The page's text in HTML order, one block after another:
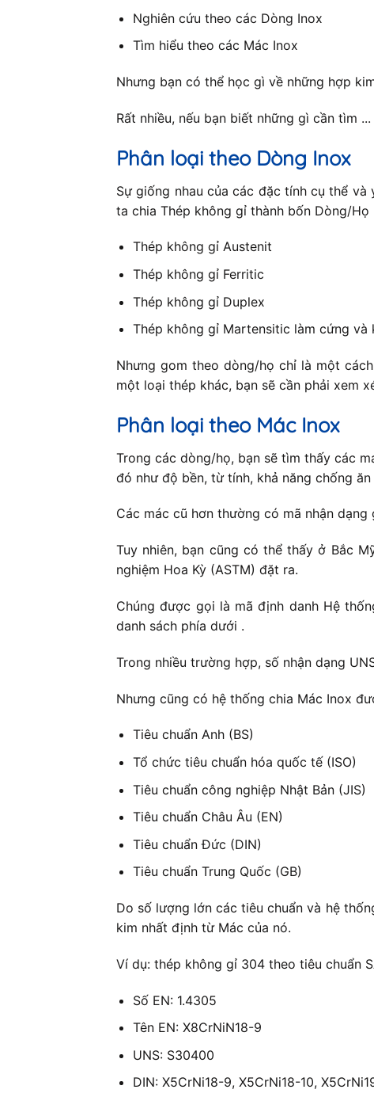
Nghiên cứu theo các Dòng Inox
Tìm hiểu theo các Mác Inox
Nhưng bạn có thể học gì về những hợp
Rất nhiều, nếu bạn biết những gì cần tìm ...
Phân loại theo Dòng Inox
Sự giống nhau của các đặc tính cụ thể
ta chia Thép không gỉ thành bốn Dòng/Họ
Thép không gỉ Austenit
Thép không gỉ Ferritic
Thép không gỉ Duplex
Thép không gỉ Martensitic làm cứng và
Nhưng gom theo dòng/họ chỉ là một
một loại thép khác, bạn sẽ cần phải xem
Phân loại theo Mác Inox
Trong các dòng/họ, bạn sẽ tìm thấy các
đó như độ bền, từ tính, khả năng chống
Các mác cũ hơn thường có mã nhận
Tuy nhiên, bạn cũng có thể thấy ở Bắc
nghiệm Hoa Kỳ (ASTM) đặt ra.
Chúng được gọi là mã định danh Hệ
danh sách phía dưới .
Trong nhiều trường hợp, số nhận dạng
Nhưng cũng có hệ thống chia Mác Inox
Tiêu chuẩn Anh (BS)
Tổ chức tiêu chuẩn hóa quốc tế (ISO)
Tiêu chuẩn công nghiệp Nhật Bản (JIS)
Tiêu chuẩn Châu Âu (EN)
Tiêu chuẩn Đức (DIN)
Tiêu chuẩn Trung Quốc (GB)
Do số lượng lớn các tiêu chuẩn và hệ
kim nhất định từ Mác của nó.
Ví dụ: thép không gỉ 304 theo tiêu chuẩn
Số EN: 1.4305
Tên EN: X8CrNiN18-9
UNS: S30400
DIN: X5CrNi18-9, X5CrNi18-10,